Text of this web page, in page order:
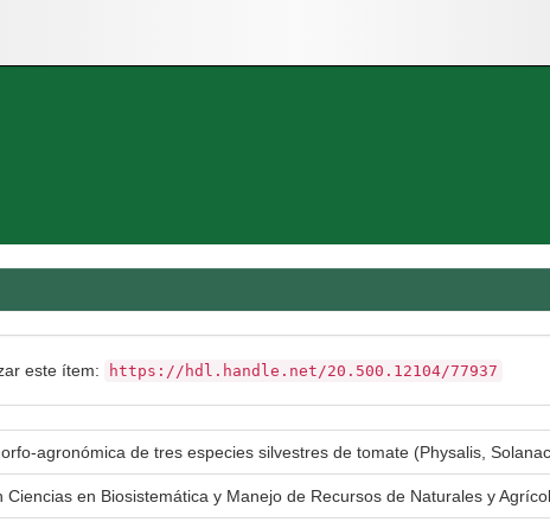
este ítem: https://hdl.handle.net/20.500.12104/77937
agronómica de tres especies silvestres de tomate (Physalis,
Ciencias en Biosistemática y Manejo de Recursos de Naturales y